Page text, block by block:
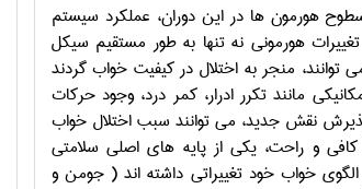
وکاپلان، 2007). تغییرات قابل توجه در سطوح هورمون ها در این دوران، عملكرد سیستم
بدن مادر را تحت تأثیر قرارمی دهد(کانیگام؛ لونو، بلوم، هانت، روزه، اسپونگ و ویلیام،2010). تغییرات هورمونی نه تنها به طور مستقیم سیكل
منجر به اختلال در کیفیت خواب گردند
،بنداد و مجیدیان،2003). تغییرات مكرر جسمی و مكانیكی مانند تكرر ادرار، کمر درد، وجود حرکات
نقش جدید، می توانند سبب اختلال خواب
و ویلیام، ،2010 ،بندادو مجیدیان،2003)در حالی که خواب کافی و راحت، یكی از پایه های اصلی سلامتی
باردار در الگوی خواب خود تغییراتی داشته اند ( جومن و